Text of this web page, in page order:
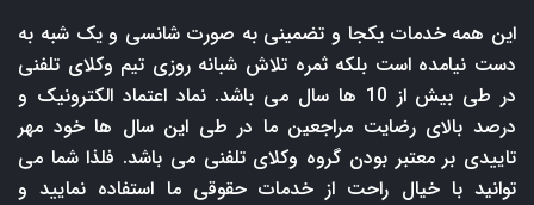
این همه خدمات یکجا و تضمینی به صورت شانسی و یک شبه به
دست نیامده است بلکه ثمره تلاش شبانه روزی تیم وکلای تلفنی
در طی بیش از 10 ها سال می باشد. نماد اعتماد الکترونیک و
درصد بالای رضایت مراجعین ما در طی این سال ها خود مهر
تاییدی بر معتبر بودن گروه وکلای تلفنی می باشد. فلذا شما می
توانید با خیال راحت از خدمات حقوقی ما استفاده نمایید و